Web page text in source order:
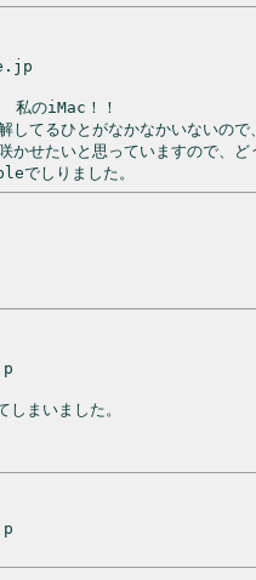
私のiMac！！
てるひとがなかなかいないので
かせたいと思っていますので、ど
でしりました。
まいました。